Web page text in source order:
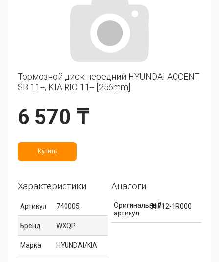
Тормозной диск передний HYUNDAI ACCENT
SB 11--, KIA RIO 11-- [256mm]
6 570 ₸
Купить
Характеристики
Артикул 740005
Бренд WXQP
Марка HYUNDAI/KIA
Аналоги
Оригинальный
артикул
51712-1R000